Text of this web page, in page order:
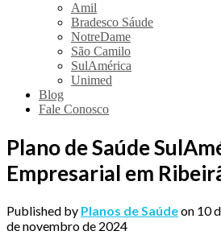
Amil
Bradesco Sáude
NotreDame
São Camilo
SulAmérica
Unimed
Blog
Fale Conosco
Plano de Saúde
Empresarial em
Published by Planos de Saúdeon 10
de novembro de 2024